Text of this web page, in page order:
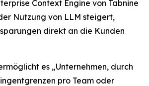
Context Engine von Tabnine
Nutzung von LLM steigert,
direkt an die Kunden
es „Unternehmen, durch
pro Team oder